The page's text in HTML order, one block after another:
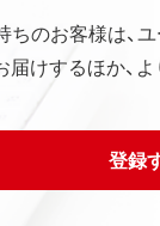
ちのお客様は、
けするほか、
登録